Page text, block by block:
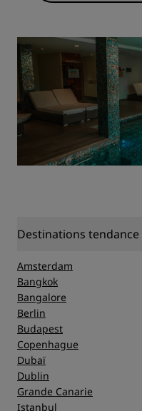
Destinations tendance
Amsterdam
Bangkok
Bangalore
Berlin
Budapest
Copenhague
Dubaï
Dublin
Grande Canarie
Istanbul